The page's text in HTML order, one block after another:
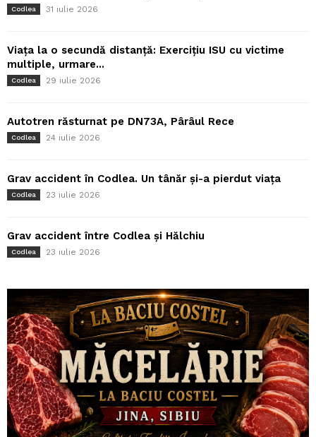
Codlea 31 iulie 2026
Viața la o secundă distanță: Exercițiu ISU cu victime
multiple, urmare...
Codlea 29 iulie 2026
Autotren răsturnat pe DN73A, Pârâul Rece
Codlea 24 iulie 2026
Grav accident în Codlea. Un tânăr și-a pierdut viața
Codlea 23 iulie 2026
Grav accident între Codlea și Hălchiu
Codlea 23 iulie 2026